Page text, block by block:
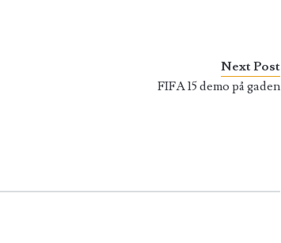
Next Post
FIFA 15 demo på gaden